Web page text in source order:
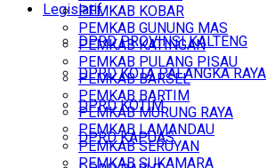
Legislatif
DPRD PROVINSI KALTENG
DPRD KOTA PALANGKA RAYA
DPRD KOTIM
DPRD KAPUAS
PEMKAB KOBAR
PEMKAB GUNUNG MAS
PEMKAB KATINGAN
PEMKAB PULANG PISAU
PEMKAB BARSEL
PEMKAB BARTIM
PEMKAB MURUNG RAYA
PEMKAB LAMANDAU
PEMKAB SERUYAN
PEMKAB SUKAMARA